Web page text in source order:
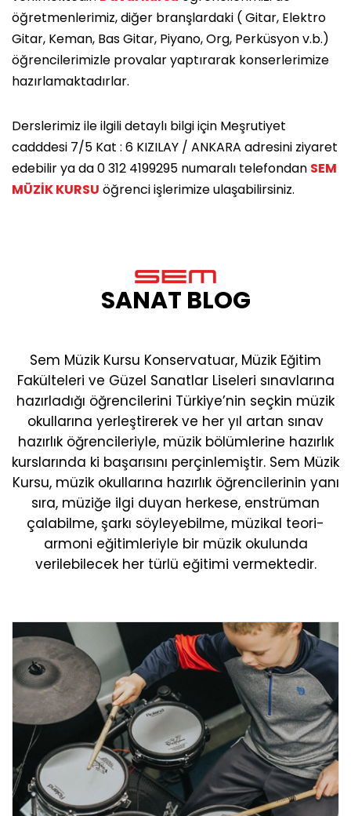
öğretmenlerimiz, diğer branşlardaki ( Gitar, Elektro
Gitar, Keman, Bas Gitar, Piyano, Org, Perküsyon v.b.)
öğrencilerimizle provalar yaptırarak konserlerimize
hazırlamaktadırlar.
Derslerimiz ile ilgili detaylı bilgi için Meşrutiyet
cadddesi 7/5 Kat : 6 KIZILAY / ANKARA adresini ziyaret
edebilir ya da 0 312 4199295 numaralı telefondan SEM
MÜZİK KURSU öğrenci işlerimize ulaşabilirsiniz.
SANAT BLOG
Sem Müzik Kursu Konservatuar, Müzik Eğitim
Fakülteleri ve Güzel Sanatlar Liseleri sınavlarına
hazırladığı öğrencilerini Türkiye’nin seçkin müzik
okullarına yerleştirerek ve her yıl artan sınav
hazırlık öğrencileriyle, müzik bölümlerine hazırlık
kurslarında ki başarısını perçinlemiştir. Sem Müzik
Kursu, müzik okullarına hazırlık öğrencilerinin yanı
sıra, müziğe ilgi duyan herkese, enstrüman
çalabilme, şarkı söyleyebilme, müzikal teori-
armoni eğitimleriyle bir müzik okulunda
verilebilecek her türlü eğitimi vermektedir.